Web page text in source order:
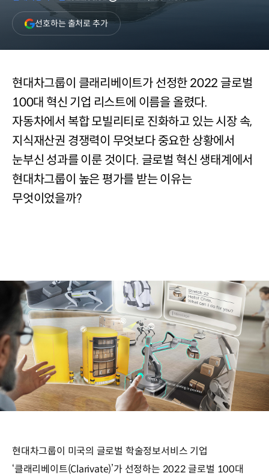
조회수
선호하는 출처로 추가(새
창
열림)
현대차그룹이 클래리베이트가 선정한 2022 글로벌
100대 혁신 기업 리스트에 이름을 올렸다.
자동차에서 복합 모빌리티로 진화하고 있는 시장 속,
지식재산권 경쟁력이 무엇보다 중요한 상황에서
눈부신 성과를 이룬 것이다. 글로벌 혁신 생태계에서
현대차그룹이 높은 평가를 받는 이유는
무엇이었을까?
현대차그룹이 미국의 글로벌 학술정보서비스 기업
‘클래리베이트(Clarivate)’가 선정하는 2022 글로벌 100대